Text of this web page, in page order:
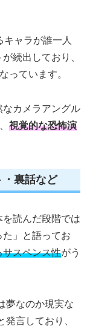
ャラが誰一人
続出しており、
っています。
なカメラアングル
視覚的な恐怖演
・裏話など
読んだ段階では
」と語ってお
サスペンス性がう
夢なのか現実な
言しており、